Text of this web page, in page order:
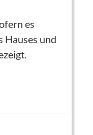
es
Hauses und